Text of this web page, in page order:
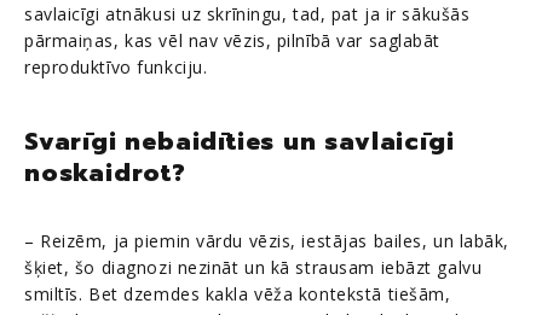
savlaicīgi atnākusi uz skrīningu, tad, pat ja ir sākušās
pārmaiņas, kas vēl nav vēzis, pilnībā var saglabāt
reproduktīvo funkciju.
Svarīgi nebaidīties un savlaicīgi
noskaidrot?
– Reizēm, ja piemin vārdu vēzis, iestājas bailes, un labāk,
šķiet, šo diagnozi nezināt un kā strausam iebāzt galvu
smiltīs. Bet dzemdes kakla vēža kontekstā tiešām,